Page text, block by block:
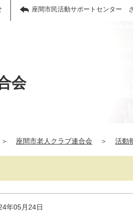
座間市民活動サポートセンター
会
＞ 座間市老人クラブ連合会 ＞ 活動
年05月24日